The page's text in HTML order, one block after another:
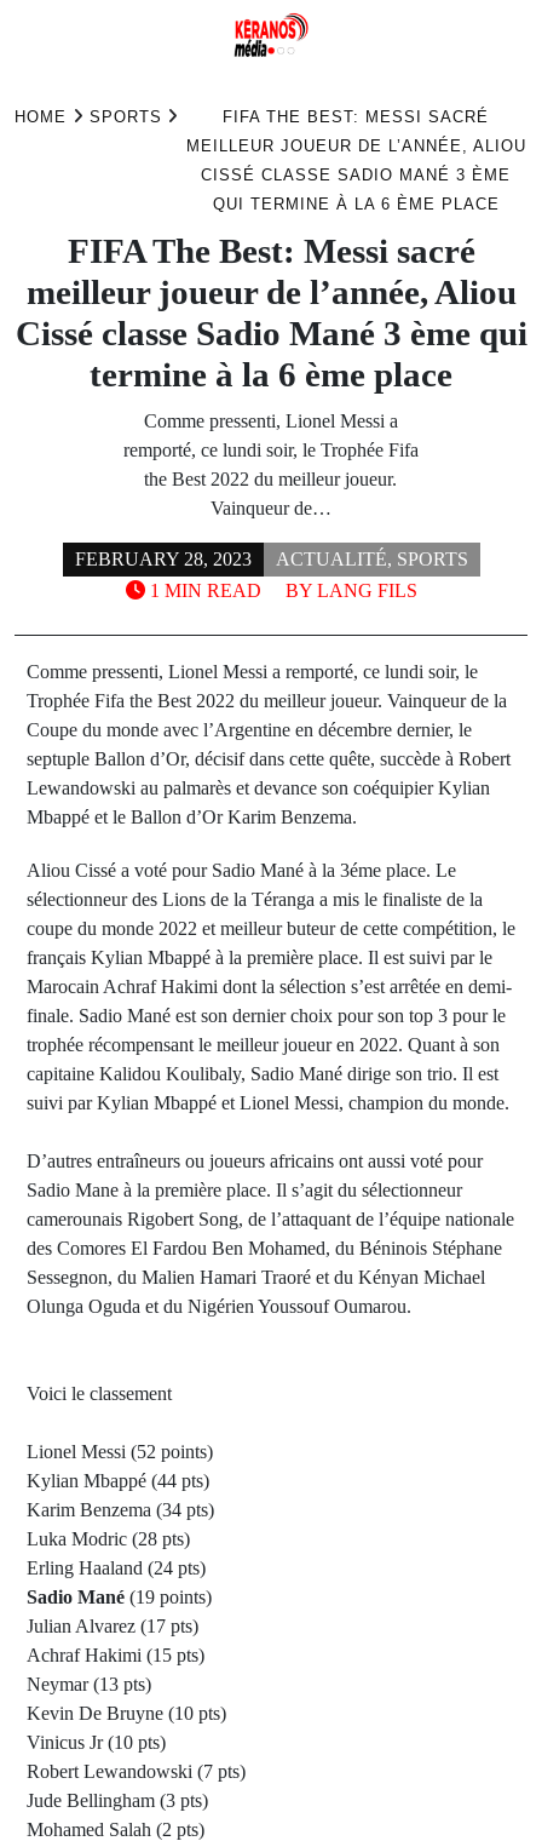
HOME SPORTS
FIFA THE BEST: MESSI SACRÉ
MEILLEUR JOUEUR DE L’ANNÉE, ALIOU
CISSÉ CLASSE SADIO MANÉ 3 ÈME
QUI TERMINE À LA 6 ÈME PLACE
FIFA The Best: Messi sacré
meilleur joueur de l’année, Aliou
Cissé classe Sadio Mané 3 ème qui
termine à la 6 ème place
Comme pressenti, Lionel Messi a
remporté, ce lundi soir, le Trophée Fifa
the Best 2022 du meilleur joueur.
Vainqueur de…
FEBRUARY 28, 2023 ACTUALITÉ, SPORTS
BY LANG FILS
1 MIN READ
Comme pressenti, Lionel Messi a remporté, ce lundi soir, le
Trophée Fifa the Best 2022 du meilleur joueur. Vainqueur de la
Coupe du monde avec l’Argentine en décembre dernier, le
septuple Ballon d’Or, décisif dans cette quête, succède à Robert
Lewandowski au palmarès et devance son coéquipier Kylian
Mbappé et le Ballon d’Or Karim Benzema.
Aliou Cissé a voté pour Sadio Mané à la 3éme place. Le
sélectionneur des Lions de la Téranga a mis le finaliste de la
coupe du monde 2022 et meilleur buteur de cette compétition, le
français Kylian Mbappé à la première place. Il est suivi par le
Marocain Achraf Hakimi dont la sélection s’est arrêtée en demi-
finale. Sadio Mané est son dernier choix pour son top 3 pour le
trophée récompensant le meilleur joueur en 2022. Quant à son
capitaine Kalidou Koulibaly, Sadio Mané dirige son trio. Il est
suivi par Kylian Mbappé et Lionel Messi, champion du monde.
D’autres entraîneurs ou joueurs africains ont aussi voté pour
Sadio Mane à la première place. Il s’agit du sélectionneur
camerounais Rigobert Song, de l’attaquant de l’équipe nationale
des Comores El Fardou Ben Mohamed, du Béninois Stéphane
Sessegnon, du Malien Hamari Traoré et du Kényan Michael
Olunga Oguda et du Nigérien Youssouf Oumarou.
Voici le classement
Lionel Messi (52 points)
Kylian Mbappé (44 pts)
Karim Benzema (34 pts)
Luka Modric (28 pts)
Erling Haaland (24 pts)
Sadio Mané (19 points)
Julian Alvarez (17 pts)
Achraf Hakimi (15 pts)
Neymar (13 pts)
Kevin De Bruyne (10 pts)
Vinicus Jr (10 pts)
Robert Lewandowski (7 pts)
Jude Bellingham (3 pts)
Mohamed Salah (2 pts)